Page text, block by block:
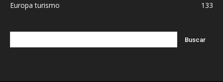
Europa turismo
133